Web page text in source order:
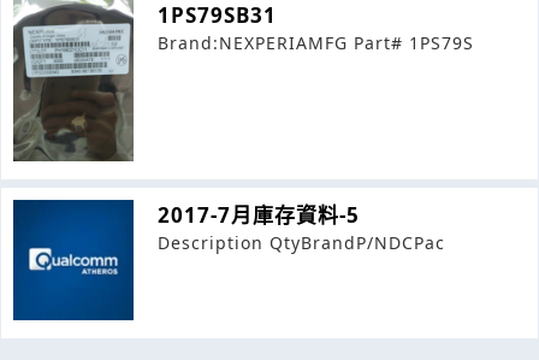
1PS79SB31
Brand:NEXPERIAMFG Part# 1PS79S
2017-7月庫存資料-5
Description QtyBrandP/NDCPac